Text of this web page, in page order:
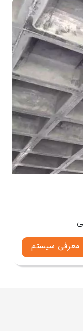
اولیه بتن رخ
و می‌توان با
می‌کنند زیرا حجم بتن‌ریزی در این روش کاهش چشم‌گیری پیدا می‌کند و ضخامت از روی قالب‌های وافل 5 تا 10 سانتی ‌متر و از پایین
معرفی سیستم